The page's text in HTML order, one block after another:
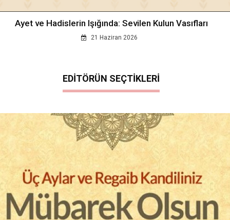
Ayet ve Hadislerin Işığında: Sevilen Kulun Vasıfları
21 Haziran 2026
EDİTÖRÜN SEÇTİKLERİ